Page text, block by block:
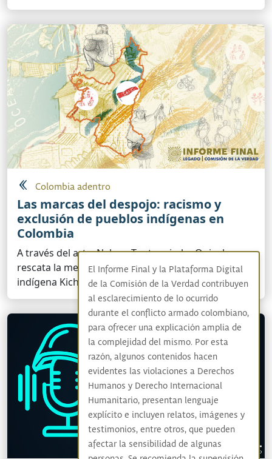
Colombia adentro
Las marcas del despojo: racismo y
exclusión de pueblos indígenas en
Colombia
A través del arte, Nelson Tuntaquimba Quinche,
rescata la memoria de su familia y del pueblo
indígena Kichwa Otavalo.
El Informe Final y la Plataforma Digital
de la Comisión de la Verdad contribuyen
al esclarecimiento de lo ocurrido
durante el conflicto armado colombiano,
para ofrecer una explicación amplia de
la complejidad del mismo. Por esta
razón, algunos contenidos hacen
evidentes las violaciones a Derechos
Humanos y Derecho Internacional
Humanitario, presentan lenguaje
explícito e incluyen relatos, imágenes y
testimonios, entre otros, que pueden
afectar la sensibilidad de algunas